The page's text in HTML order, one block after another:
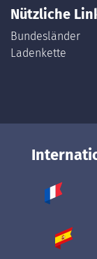
Nützliche
Bundesländer
Ladenkette